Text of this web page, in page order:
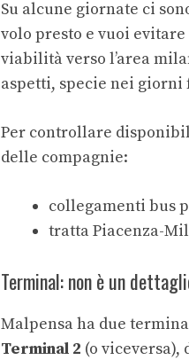
Su alcune giornate ci
volo presto e vuoi
viabilità verso l’area
aspetti, specie nei
Per controllare
delle compagnie:
collegamenti bus
tratta Piacenza-
Terminal: non è un
Malpensa ha due
Terminal 2 (o